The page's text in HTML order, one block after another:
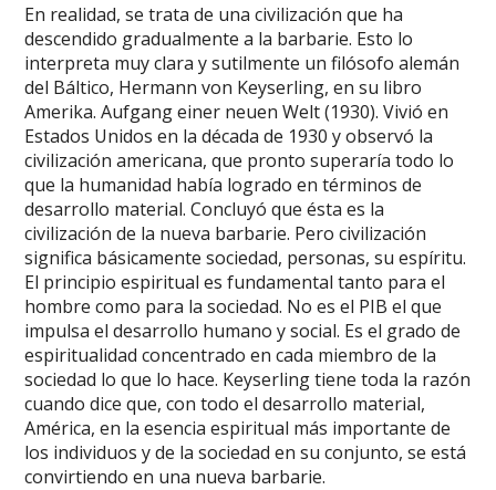
En realidad, se trata de una civilización que ha
descendido gradualmente a la barbarie. Esto lo
interpreta muy clara y sutilmente un filósofo alemán
del Báltico, Hermann von Keyserling, en su libro
Amerika. Aufgang einer neuen Welt (1930). Vivió en
Estados Unidos en la década de 1930 y observó la
civilización americana, que pronto superaría todo lo
que la humanidad había logrado en términos de
desarrollo material. Concluyó que ésta es la
civilización de la nueva barbarie. Pero civilización
significa básicamente sociedad, personas, su espíritu.
El principio espiritual es fundamental tanto para el
hombre como para la sociedad. No es el PIB el que
impulsa el desarrollo humano y social. Es el grado de
espiritualidad concentrado en cada miembro de la
sociedad lo que lo hace. Keyserling tiene toda la razón
cuando dice que, con todo el desarrollo material,
América, en la esencia espiritual más importante de
los individuos y de la sociedad en su conjunto, se está
convirtiendo en una nueva barbarie.